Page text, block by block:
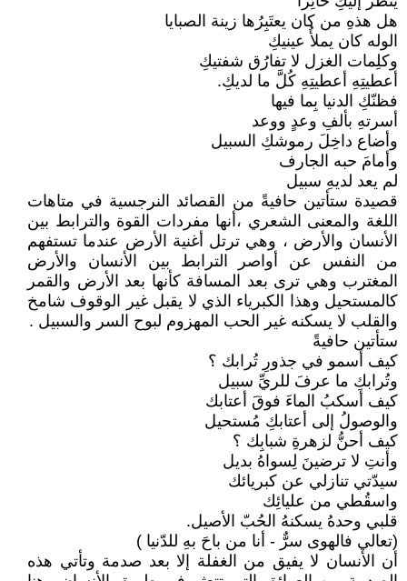
هل هذهِ من كان يعتَبِرُها زينة الصبايا
الوله كان يملأُ عينيكِ
وكلِمات الغزل لا تفارُق شفتيكِ
أعطيتِهِ أعطيتِهِ كُلَّ ما لديكِ.
فظنّكِ الدنيا بِما فيها
أسرتهِ بألفِ وعدٍ ووعد
وأضاع داخِلَ رموشكِ السبيل
وأمامَ حبه الجارف
لم يعد لديهِ سبيل
قصيدة ستأتين حافيةً من القصائد النرجسية في متاهات
اللغة والمعنى الشعري ،أنها مفردات القوة والترابط بين
الأنسان والأرض ، وهي ترتل أغنية الأرض عندما تستفهم
من النفس عن أواصر الترابط بين الأنسان والأرض
المغترب وهي ترى بعد المسافة كأنها بعد الأرض والقمر
كالمستحيل وهذا الكبرياء الذي لا يقبل غير الوقوف شامخ
والقلب لا يسكنه غير الحب المهزوم لبوح السر والسبيل .
ستأتين حافيةً
كيف أسمو في جذورِ تُرابك ؟
وتُرابكِ ما عرفَ للريِّ سبيل
كيف أسكبُ الماءَ فوقَ أعتابك
والوصولُ إلى أعتابكِ مُستحيل
كيف أحنُّ لزهرةِ شبابِك ؟
وأنتِ لا ترضينَ لِسواهُ بديل
سيدّتي تنازلي عن كبريائك
واسقُطي من عليائِك
قلبي وحدهُ يسكنهُ الحُبّ الأصيل.
(تعالي فالهوى سرٌّ - أنا من باحَ بهِ للدّنيا )
أن الأنسان لا يفيق من الغفلة إلا بعد صدمة وتأتي هذه